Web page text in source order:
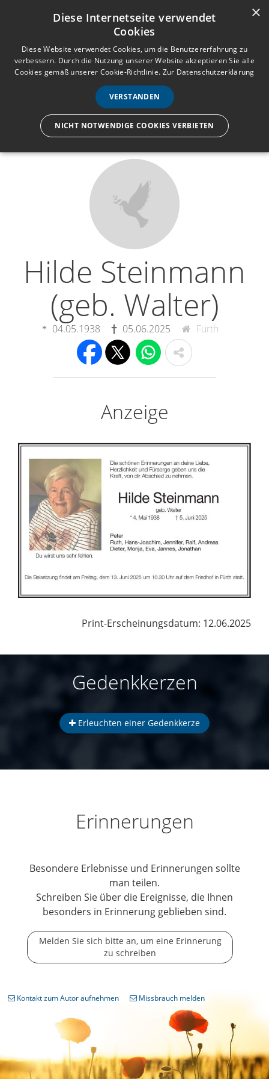
Anmelden Registrieren
e
n
ü
Wir lassen nur die Hand los,
Hilde Steinmann
(geb. Walter)
04.05.1938 05.06.2025 Fürth
Anzeige
Print-Erscheinungsdatum: 12.06.2025
Gedenkkerzen
Erleuchten einer Gedenkkerze
Erinnerungen
Besondere Erlebnisse und Erinnerungen sollte
man teilen.
Schreiben Sie über die Ereignisse, die Ihnen
besonders in Erinnerung geblieben sind.
Melden Sie sich bitte an, um eine Erinnerung
zu schreiben
Kontakt zum Autor aufnehmen Missbrauch melden
×
Diese Internetseite verwendet
Cookies
Diese Website verwendet Cookies, um die Benutzererfahrung zu
verbessern. Durch die Nutzung unserer Website akzeptieren Sie alle
Cookies gemäß unserer Cookie-Richtlinie. Zur Datenschutzerklärung
VERSTANDEN
NICHT NOTWENDIGE COOKIES VERBIETEN